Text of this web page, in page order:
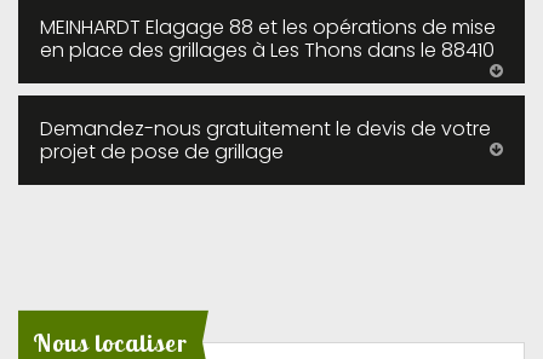
MEINHARDT Elagage 88 et les opérations de mise
en place des grillages à Les Thons dans le 88410
Demandez-nous gratuitement le devis de votre
projet de pose de grillage
Nous localiser